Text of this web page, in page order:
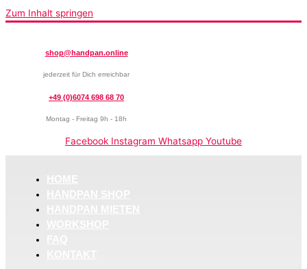
Zum Inhalt springen
shop@handpan.online
jederzeit für Dich erreichbar
+49 (0)6074 698 68 70
Montag - Freitag 9h - 18h
Facebook Instagram Whatsapp Youtube